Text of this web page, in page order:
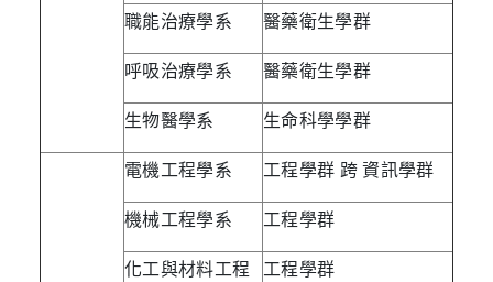
職能治療學系
醫藥衛生學群
呼吸治療學系
醫藥衛生學群
生物醫學系
生命科學學群
電機工程學系
工程學群 跨 資訊學群
機械工程學系
工程學群
化工與材料工程 工程學群